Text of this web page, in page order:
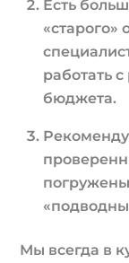
Есть
«старого»
работать
бюджета.
погружены
Мы всегда в